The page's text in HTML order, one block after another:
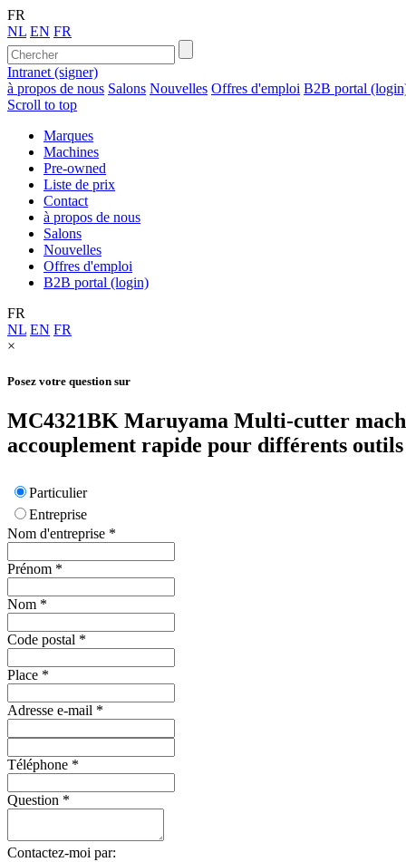
FR
NL EN FR
Intranet (signer)
à propos de nous Salons Nouvelles Offres d'emploi B2B portal
Scroll to top
Marques
Machines
Pre-owned
Liste de prix
Contact
à propos de nous
Salons
Nouvelles
Offres d'emploi
B2B portal (login)
FR
NL EN FR
×
Posez votre question sur
MC4321BK Maruyama Multi-cutter
accouplement rapide pour différents outils
Particulier
Entreprise
Nom d'entreprise *
Prénom *
Nom *
Code postal *
Place *
Adresse e-mail *
Téléphone *
Question *
Contactez-moi par: